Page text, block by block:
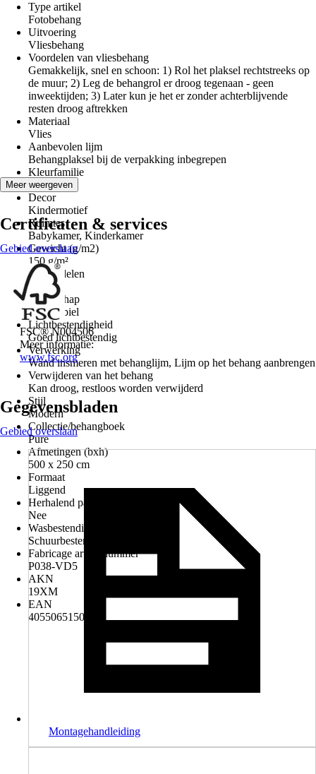
Type artikel
Fotobehang
Uitvoering
Vliesbehang
Voordelen van vliesbehang
Gemakkelijk, snel en schoon: 1) Rol het plaksel rechtstreeks op
de muur; 2) Leg de behangrol er droog tegenaan - geen
inweektijden; 3) Later kun je het er zonder achterblijvende
resten droog aftrekken
Materiaal
Vlies
Aanbevolen lijm
Behangplaksel bij de verpakking inbegrepen
Kleurfamilie
Blauw
Decor
Kindermotief
Ruimtes
Babykamer, Kinderkamer
Gewicht (g/m2)
150 g/m²
Aantal delen
5
Eigenschap
Maatstabiel
Lichtbestendigheid
Goed lichtbestendig
Verwerking
Wand insmeren met behanglijm, Lijm op het behang aanbrengen
Verwijderen van het behang
Kan droog, restloos worden verwijderd
Stijl
Modern
Collectie/behangboek
Pure
Afmetingen (bxh)
500 x 250 cm
Formaat
Liggend
Herhalend patroon
Nee
Wasbestendigheid
Schuurbestendig
Fabricage artikelnummer
P038-VD5
AKN
19XM
EAN
4055065150760
Meer weergeven
Certificaten & services
Gebied overslaan
FSC® N004506
Meer informatie:
www.fsc.org
Gegevensbladen
Gebied overslaan
Montagehandleiding